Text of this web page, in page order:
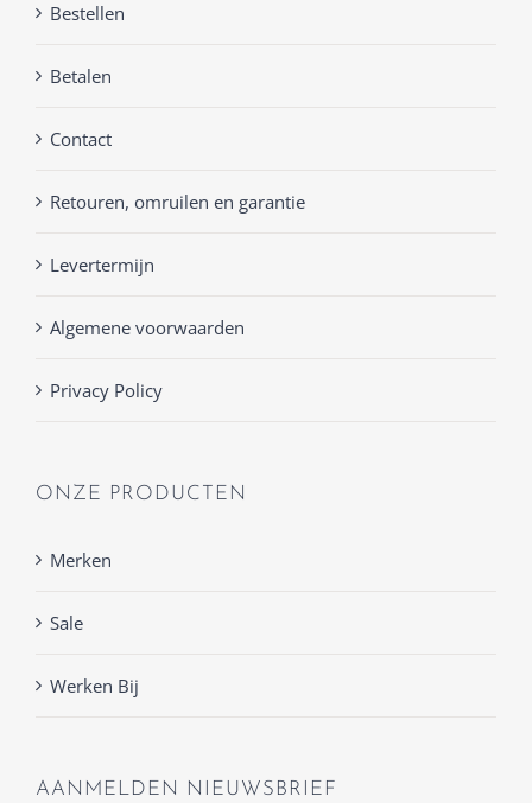
Bestellen
Betalen
Contact
Retouren, omruilen en garantie
Levertermijn
Algemene voorwaarden
Privacy Policy
ONZE PRODUCTEN
Merken
Sale
Werken Bij
AANMELDEN NIEUWSBRIEF